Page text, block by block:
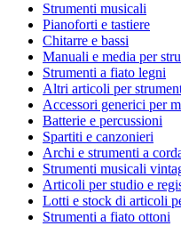
Strumenti musicali
Pianoforti e tastiere
Chitarre e bassi
Manuali e media per
Strumenti a fiato legni
Altri articoli per
Accessori generici per
Batterie e percussioni
Spartiti e canzonieri
Archi e strumenti a
Strumenti musicali
Articoli per studio e
Lotti e stock di articoli
Strumenti a fiato ottoni